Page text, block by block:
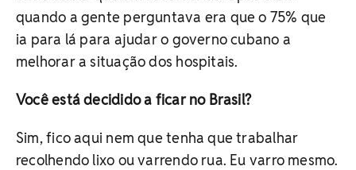
quando a gente perguntava era que o 75% que
ia para lá para ajudar o governo cubano a
melhorar a situação dos hospitais.
Você está decidido a ficar no Brasil?
Sim, fico aqui nem que tenha que trabalhar
recolhendo lixo ou varrendo rua. Eu varro mesmo.